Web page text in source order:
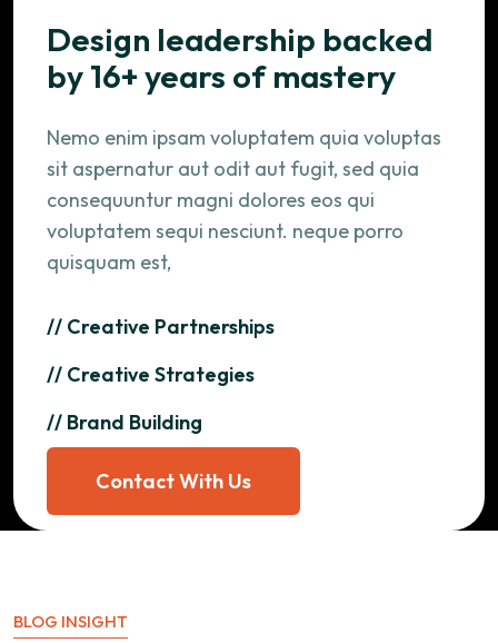
Design leadership backed
by 16+ years of mastery
Nemo enim ipsam voluptatem quia voluptas
sit aspernatur aut odit aut fugit, sed quia
consequuntur magni dolores eos qui
voluptatem sequi nesciunt. neque porro
quisquam est,
// Creative Partnerships
// Creative Strategies
// Brand Building
Contact With Us
BLOG INSIGHT